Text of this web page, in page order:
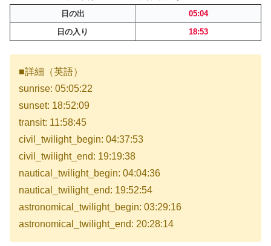
日の出
05:04
日の入り
18:53
■詳細（英語）
sunrise: 05:05:22
sunset: 18:52:09
transit: 11:58:45
civil_twilight_begin: 04:37:53
civil_twilight_end: 19:19:38
nautical_twilight_begin: 04:04:36
nautical_twilight_end: 19:52:54
astronomical_twilight_begin: 03:29:16
astronomical_twilight_end: 20:28:14